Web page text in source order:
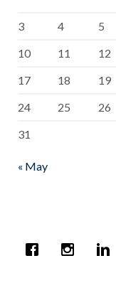
3
4 5
10
11 12
17
18 19
24
25 26
31
« May